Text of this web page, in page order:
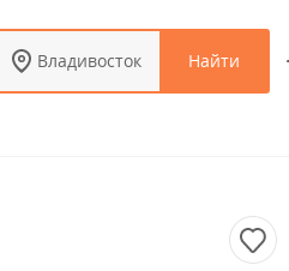
Владивосток Найти